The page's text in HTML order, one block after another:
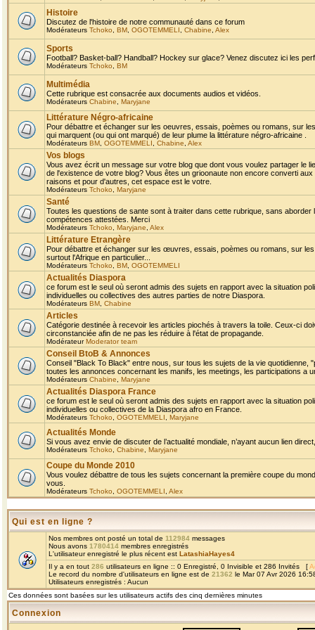
Histoire
Discutez de l'histoire de notre communauté dans ce forum
Modérateurs Tchoko BM OGOTEMMELI Chabine Alex
Sports
Football? Basket-ball? Handball? Hockey sur glace? Venez discutez ici les
Modérateurs Tchoko BM
Multimédia
Cette rubrique est consacrée aux documents audios et vidéos.
Modérateurs Chabine Maryjane
Littérature Négro-africaine
Pour débattre et échanger sur les oeuvres, essais, poèmes ou romans, sur
qui marquent (ou qui ont marqué) de leur plume la littérature négro-africaine .
Modérateurs BM OGOTEMMELI Chabine Alex
Vos blogs
Vous avez écrit un message sur votre blog que dont vous voulez partager le
de l'existence de votre blog? Vous êtes un grioonaute non encore converti
raisons et pour d'autres, cet espace est le votre.
Modérateurs Tchoko Maryjane
Santé
Toutes les questions de sante sont à traiter dans cette rubrique, sans
compétences attestées. Merci
Modérateurs Tchoko Maryjane Alex
Littérature Etrangère
Pour débattre et échanger sur les œuvres, essais, poèmes ou romans, sur
surtout l'Afrique en particulier...
Modérateurs Tchoko BM OGOTEMMELI
Actualités Diaspora
ce forum est le seul où seront admis des sujets en rapport avec la situation
individuelles ou collectives des autres parties de notre Diaspora.
Modérateurs BM Chabine
Articles
Catégorie destinée à recevoir les articles piochés à travers la toile. Ceux-ci
circonstanciée afin de ne pas les réduire à l'état de propagande.
ModérateurModerator team
Conseil BtoB & Annonces
Conseil "Black To Black" entre nous, sur tous les sujets de la vie
toutes les annonces concernant les manifs, les meetings, les participations a
Modérateurs Chabine Maryjane
Actualités Diaspora France
ce forum est le seul où seront admis des sujets en rapport avec la situation
individuelles ou collectives de la Diaspora afro en France.
Modérateurs Tchoko OGOTEMMELI Maryjane
Actualités Monde
Si vous avez envie de discuter de l’actualité mondiale, n’ayant aucun lien
Modérateurs Tchoko Chabine Maryjane
Coupe du Monde 2010
Vous voulez débattre de tous les sujets concernant la première coupe du
vous.
Modérateurs Tchoko OGOTEMMELI Alex
Qui est en ligne ?
Nos membres ont posté un total de 112984 messages
Nous avons 1780414 membres enregistrés
L'utilisateur enregistré le plus récent est LatashiaHayes4
Il y a en tout 286 utilisateurs en ligne :: 0 Enregistré, 0 Invisible et 286 Invités [
Le record du nombre d'utilisateurs en ligne est de 21362 le Mar 07 Avr 2026
Utilisateurs enregistrés : Aucun
Ces données sont basées sur les utilisateurs actifs des cinq dernières minutes
Connexion